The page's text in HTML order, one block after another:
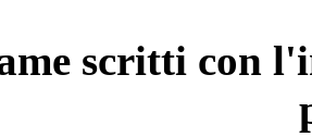
scritti con